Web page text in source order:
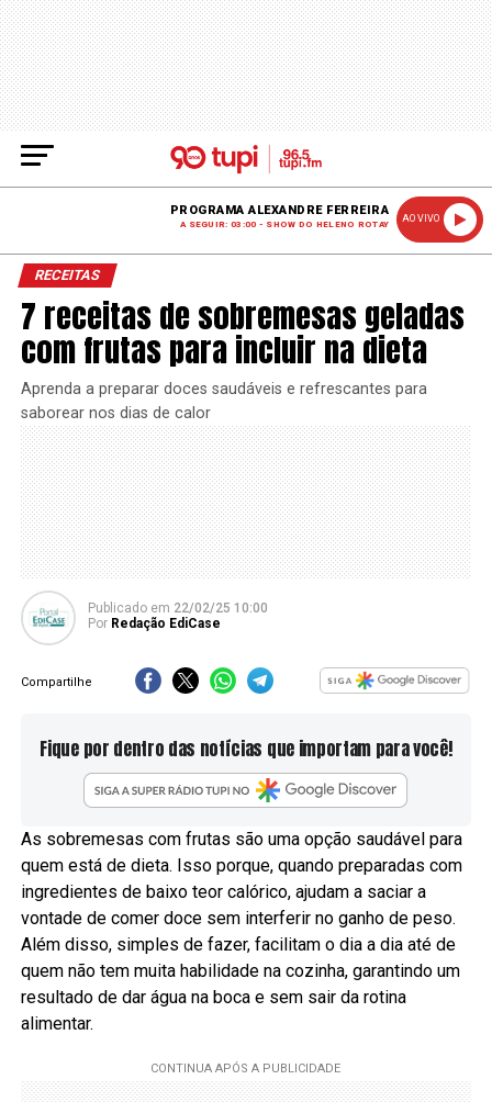
PROGRAMA ALEXANDRE FERREIRA
A SEGUIR: 03:00 - SHOW DO HELENO ROTAY
AO VIVO
RECEITAS
7 receitas de sobremesas geladas
com frutas para incluir na dieta
Aprenda a preparar doces saudáveis e refrescantes para
saborear nos dias de calor
Publicado em 22/02/25 10:00
Por Redação EdiCase
Compartilhe
Fique por dentro das notícias que importam para você!
As sobremesas com frutas são uma opção saudável para
quem está de dieta. Isso porque, quando preparadas com
ingredientes de baixo teor calórico, ajudam a saciar a
vontade de comer doce sem interferir no ganho de peso.
Além disso, simples de fazer, facilitam o dia a dia até de
quem não tem muita habilidade na cozinha, garantindo um
resultado de dar água na boca e sem sair da rotina
alimentar.